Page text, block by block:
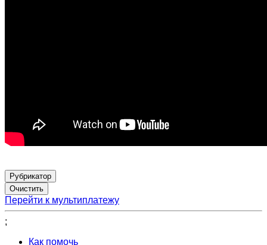
Рубрикатор
Перейти к мультиплатежу
;
Как помочь